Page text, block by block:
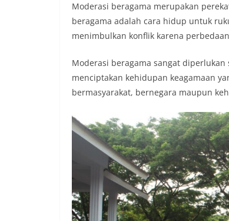
Moderasi beragama merupakan
beragama adalah cara hidup untuk
menimbulkan konflik karena
Moderasi beragama sangat
menciptakan kehidupan keagamaan
bermasyarakat, bernegara maupun